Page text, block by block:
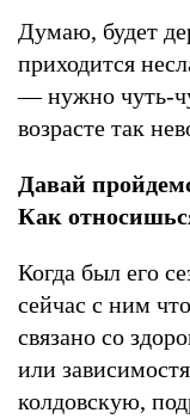
Думаю, будет
приходится
— нужно чуть-
возрасте так
Давай
Как
Когда был его
сейчас с ним
связано со
или
колдовскую,